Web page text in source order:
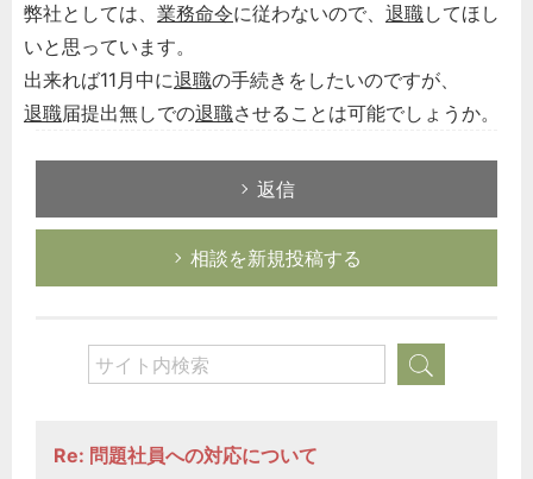
弊社としては、 業務命令に従わないので、 退職してほし
いと思っています。
出来れば11月中に退職の手続きをしたいのですが、
退職届提出無しでの退職させることは可能でしょうか。
返信
相談を新規投稿する
Re: 問題社員への対応について